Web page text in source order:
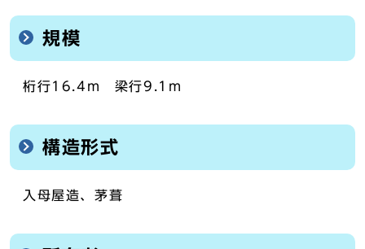
規模
桁行16.4m 梁行9.1m
構造形式
入母屋造、茅葺